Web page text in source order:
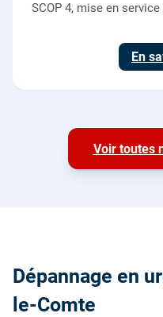
SCOP 4, mise en
En
Voir toutes
Dépannage en
le-Comte